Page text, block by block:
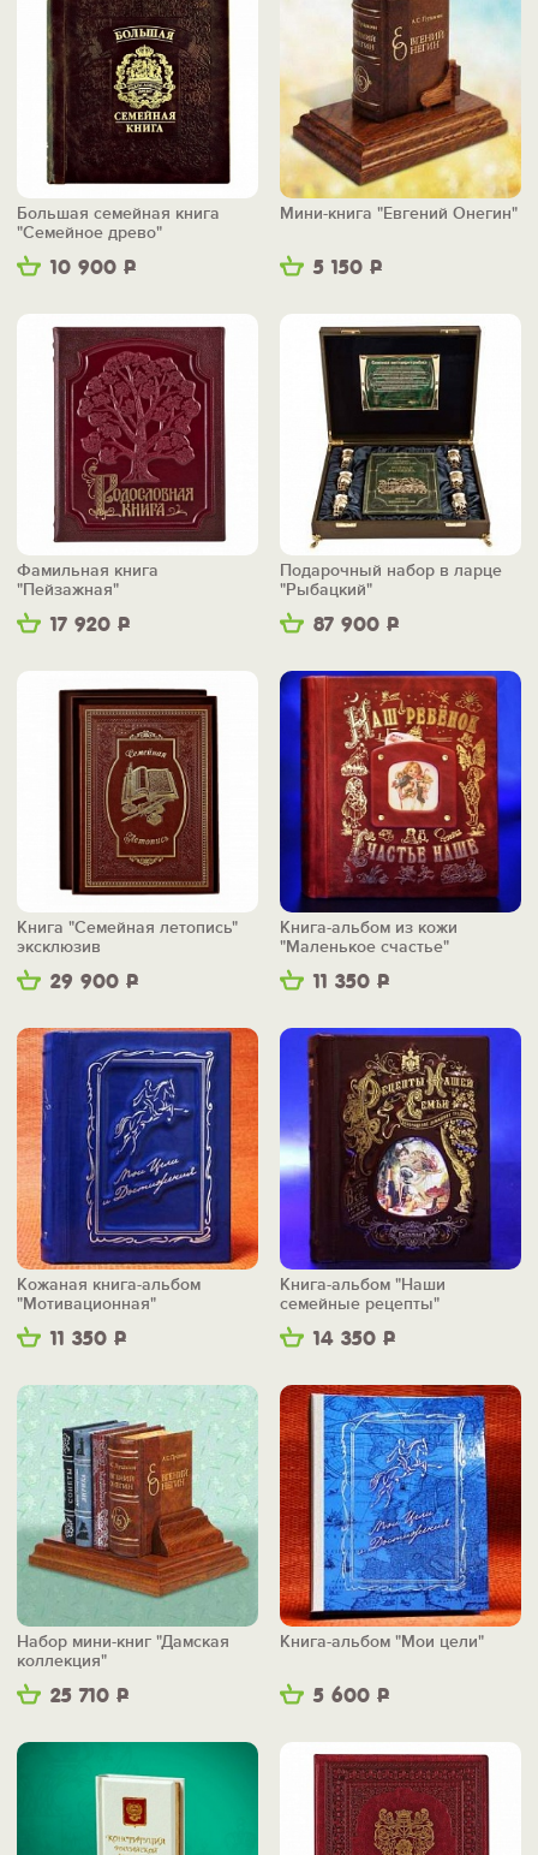
10 900 Р
Большая семейная книга
"Семейное древо"
5 150 Р
Мини-книга "Евгений Онегин"
17 920 Р
Фамильная книга
"Пейзажная"
87 900 Р
Подарочный набор в ларце
"Рыбацкий"
29 900 Р
Книга "Семейная летопись"
эксклюзив
11 350 Р
Книга-альбом из кожи
"Маленькое счастье"
11 350 Р
Кожаная книга-альбом
"Мотивационная"
14 350 Р
Книга-альбом "Наши
семейные рецепты"
25 710 Р
Набор мини-книг "Дамская
коллекция"
5 600 Р
Книга-альбом "Мои цели"